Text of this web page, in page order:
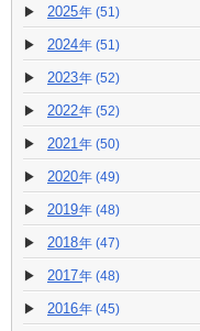
2025 (51)
2024 (51)
2023 (52)
2022 (52)
2021 (50)
2020 (49)
2019 (48)
2018 (47)
2017 (48)
2016 (45)